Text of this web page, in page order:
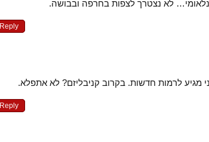
לא נצטרך לצפות בחרפה ובבושה.
Reply
מגיע לרמות חדשות. בקרוב קניבליזם? לא אתפלא.
Reply